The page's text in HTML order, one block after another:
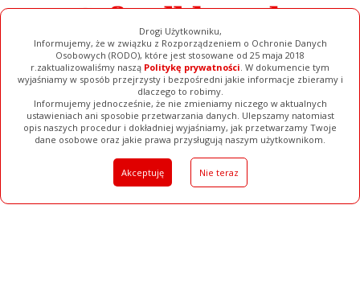
Drogi Użytkowniku,
Informujemy, że w związku z Rozporządzeniem o Ochronie Danych
Osobowych (RODO), które jest stosowane od 25 maja 2018
r.zaktualizowaliśmy naszą Politykę prywatności. W dokumencie tym
wyjaśniamy w sposób przejrzysty i bezpośredni jakie informacje zbieramy i
dlaczego to robimy.
Informujemy jednocześnie, że nie zmieniamy niczego w aktualnych
ustawieniach ani sposobie przetwarzania danych. Ulepszamy natomiast
opis naszych procedur i dokładniej wyjaśniamy, jak przetwarzamy Twoje
dane osobowe oraz jakie prawa przysługują naszym użytkownikom.
Akceptuję Nie teraz
Ogłoszenia Filmy Galerie Baza Firm Pełna Wersja